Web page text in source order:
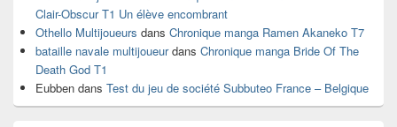
Clair-Obscur T1 Un élève encombrant
Othello Multijoueurs dans Chronique manga Ramen Akaneko T7
bataille navale multijoueurdans Chronique manga Bride Of The
Death God T1
Eubben dans Test du jeu de société Subbuteo France – Belgique